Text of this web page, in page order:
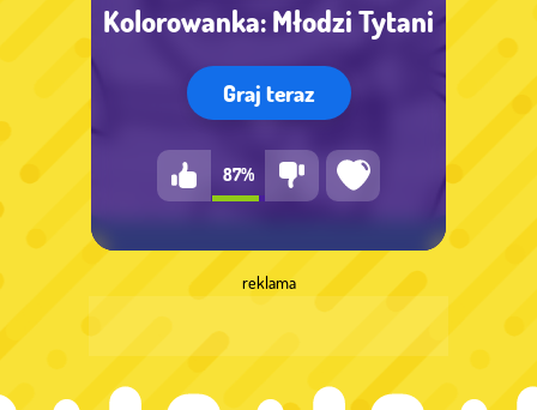
Kolorowanka: Młodzi Tytani
Graj teraz
87%
reklama